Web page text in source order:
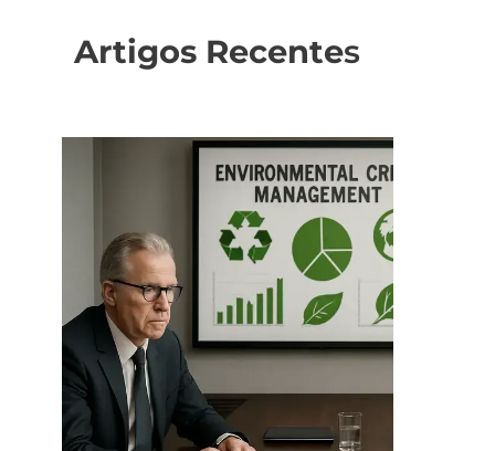
Artigos Recentes